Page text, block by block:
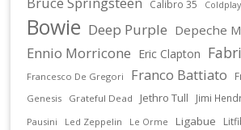
Calibro 35 Coldplay
Bowie Deep Purple Depeche
Ennio Morricone Eric Clapton
Francesco De Gregori Franco Battiato
Genesis Grateful Dead Jethro Tull Jimi
Pausini
Led Zeppelin Le Orme Ligabue